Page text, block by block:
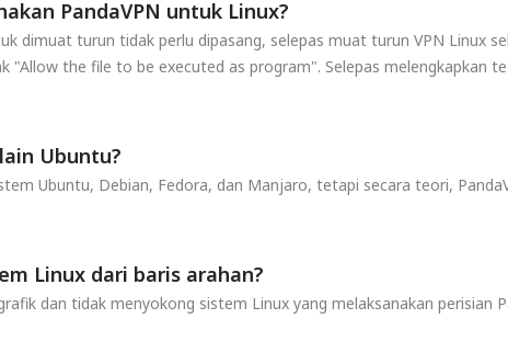
PandaVPN untuk Linux?
dimuat turun tidak perlu dipasang, selepas muat turun VPN Linux
"Allow the file to be executed as program". Selepas melengkapkan
Ubuntu?
Ubuntu, Debian, Fedora, dan Manjaro, tetapi secara teori,
Linux dari baris arahan?
dan tidak menyokong sistem Linux yang melaksanakan perisian